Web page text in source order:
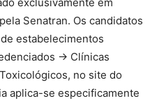
Senatran. Os candidatos
estabelecimentos
-> Clínicas
no site do
aplica-se especificamente